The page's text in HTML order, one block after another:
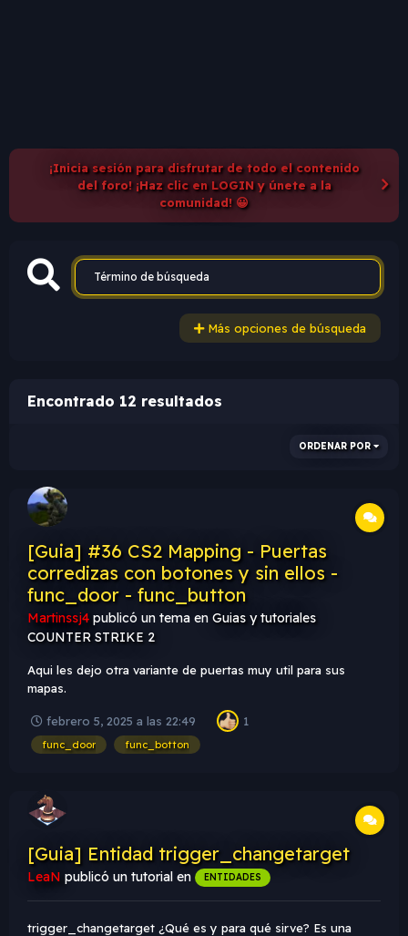
¡Inicia sesión para disfrutar de todo el contenido
del foro! ¡Haz clic en LOGIN y únete a la
comunidad! 😀
Más opciones de búsqueda
Encontrado 12 resultados
ORDENAR POR
[Guia] #36 CS2 Mapping - Puertas
corredizas con botones y sin ellos -
func_door - func_button
Martinssj4 publicó un tema en Guias y tutoriales
COUNTER STRIKE 2
Aqui les dejo otra variante de puertas muy util para sus
mapas.
febrero 5, 2025 a las 22:49 1
func_door func_botton
[Guia] Entidad trigger_changetarget
LeaN publicó un tutorial en ENTIDADES
trigger_changetarget ¿Qué es y para qué sirve? Es una